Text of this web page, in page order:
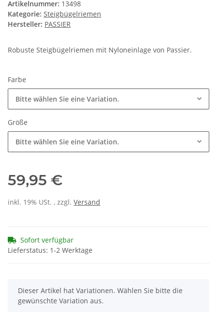
Artikelnummer: 13498
Kategorie: Steigbügelriemen
Hersteller: PASSIER
Robuste Steigbügelriemen mit Nyloneinlage von Passier.
Farbe
Bitte wählen Sie eine Variation.
Größe
Bitte wählen Sie eine Variation.
59,95 €
inkl. 19% USt. , zzgl. Versand
Sofort verfügbar
Lieferstatus: 1-2 Werktage
x
Dieser Artikel hat Variationen. Wählen Sie bitte die
gewünschte Variation aus.